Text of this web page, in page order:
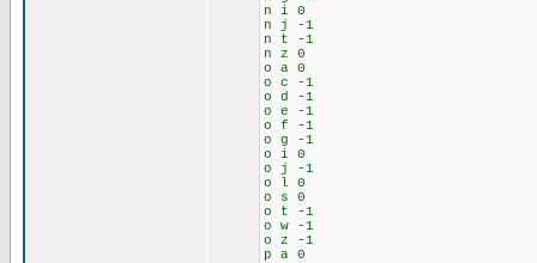
n i 0
n j -1
n t -1
n z 0
o a 0
o c -1
o d -1
o e -1
o f -1
o g -1
o i 0
o j -1
o l 0
o s 0
o t -1
o w -1
o z -1
p a 0